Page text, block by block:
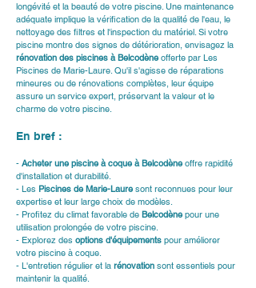
longévité et la beauté de votre piscine. Une maintenance
adéquate implique la vérification de la qualité de l'eau, le
nettoyage des filtres et l'inspection du matériel. Si votre
piscine montre des signes de détérioration, envisagez la
rénovation des piscines à Belcodène offerte par Les
Piscines de Marie-Laure. Qu'il s'agisse de réparations
mineures ou de rénovations complètes, leur équipe
assure un service expert, préservant la valeur et le
charme de votre piscine.
En bref :
- Acheter une piscine à coque à Belcodène offre rapidité
d'installation et durabilité.
- Les Piscines de Marie-Laure sont reconnues pour leur
expertise et leur large choix de modèles.
- Profitez du climat favorable de Belcodène pour une
utilisation prolongée de votre piscine.
- Explorez des options d'équipements pour améliorer
votre piscine à coque.
- L'entretien régulier et la rénovation sont essentiels pour
maintenir la qualité.